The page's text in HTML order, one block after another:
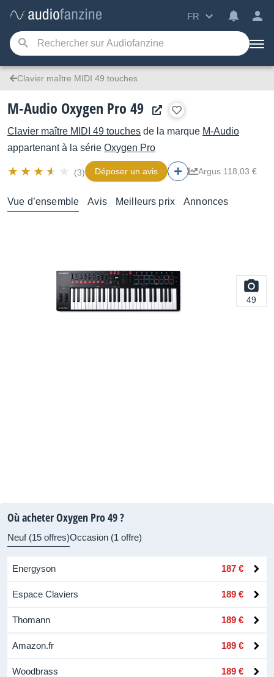
FR
Clavier maître MIDI 49 touches
M-Audio Oxygen Pro 49
Clavier maître MIDI 49 touches de la marque M-Audio
appartenant à la série Oxygen Pro
(3) Déposer un avis Argus 118,03 €
Vue d’ensemble Avis Meilleurs prix Annonces
49
Où acheter Oxygen Pro 49 ?
Neuf (15 offres)Occasion (1 offre)
Energyson 187 €
Espace Claviers 189 €
Thomann 189 €
Amazon.fr 189 €
Woodbrass 189 €